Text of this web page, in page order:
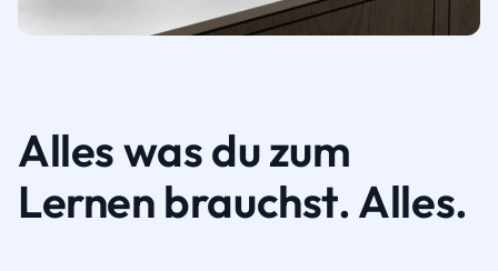
Alles was du zum
Lernen brauchst. Alles.